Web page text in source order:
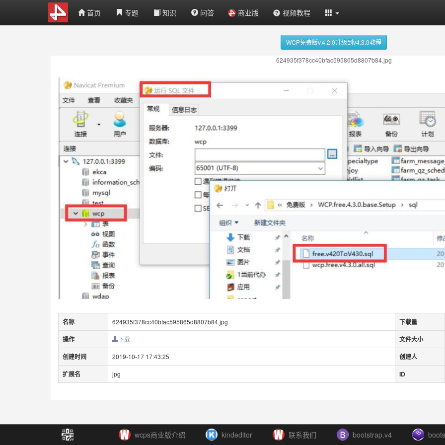
首页 专题 知识 问答 商业版 视频教程
WCP免费版v.4.2.0升级到v4.3.0教程
624935f378cc40bfac595865d8807b84.jpg
名称 624935f378cc40bfac595865d8807b84.jpg
下载量
操作
下载
文件大小
创建时间
2019-10-17 17:43:25
创建人
扩展名
jpg ID
wcps商业版介绍 kindeditor 联系我们 bootstrap.v4